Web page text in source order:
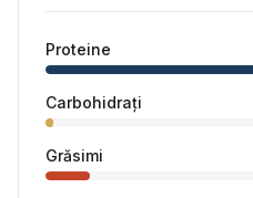
Proteine
Carbohidrați
Grăsimi